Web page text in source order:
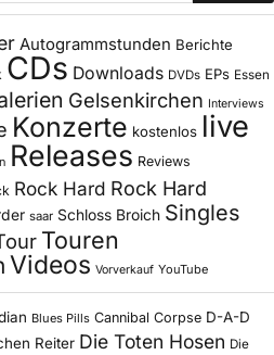
Autogrammstunden Berichte
CDs Downloads DVDs EPs Essen
Gelsenkirchen Interviews
Konzerte kostenlos live
Releases Reviews
Rock Hard Rock Hard
saar Schloss Broich Singles
Touren
Videos Vorverkauf YouTube
Blues Pills Cannibal Corpse D-A-D
Reiter Die Toten Hosen Die